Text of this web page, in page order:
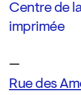
Centre de
imprimée
—
Rue des